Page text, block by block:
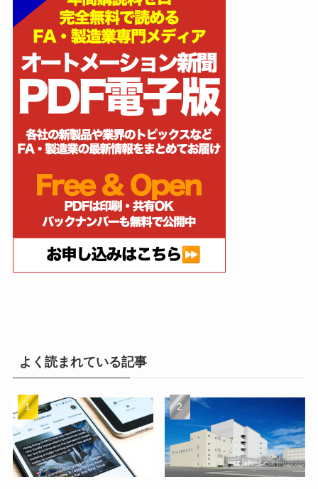
よく読まれている記事